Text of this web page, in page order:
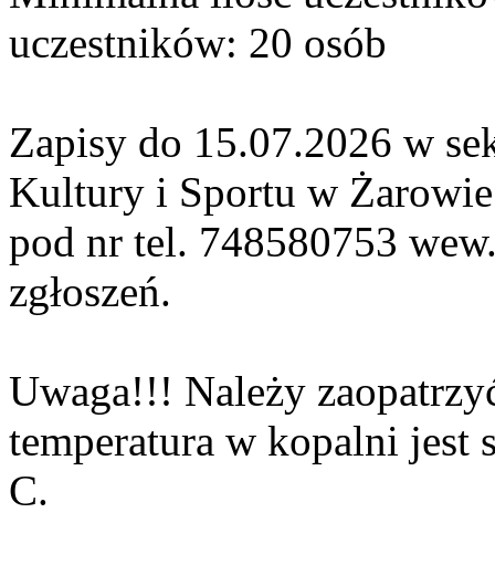
uczestników: 20 osób
Zapisy do 15.07.2026 w
Kultury i Sportu w
pod nr tel. 748580753
zgłoszeń.
Uwaga!!! Należy
temperatura w kopalni jest
C.